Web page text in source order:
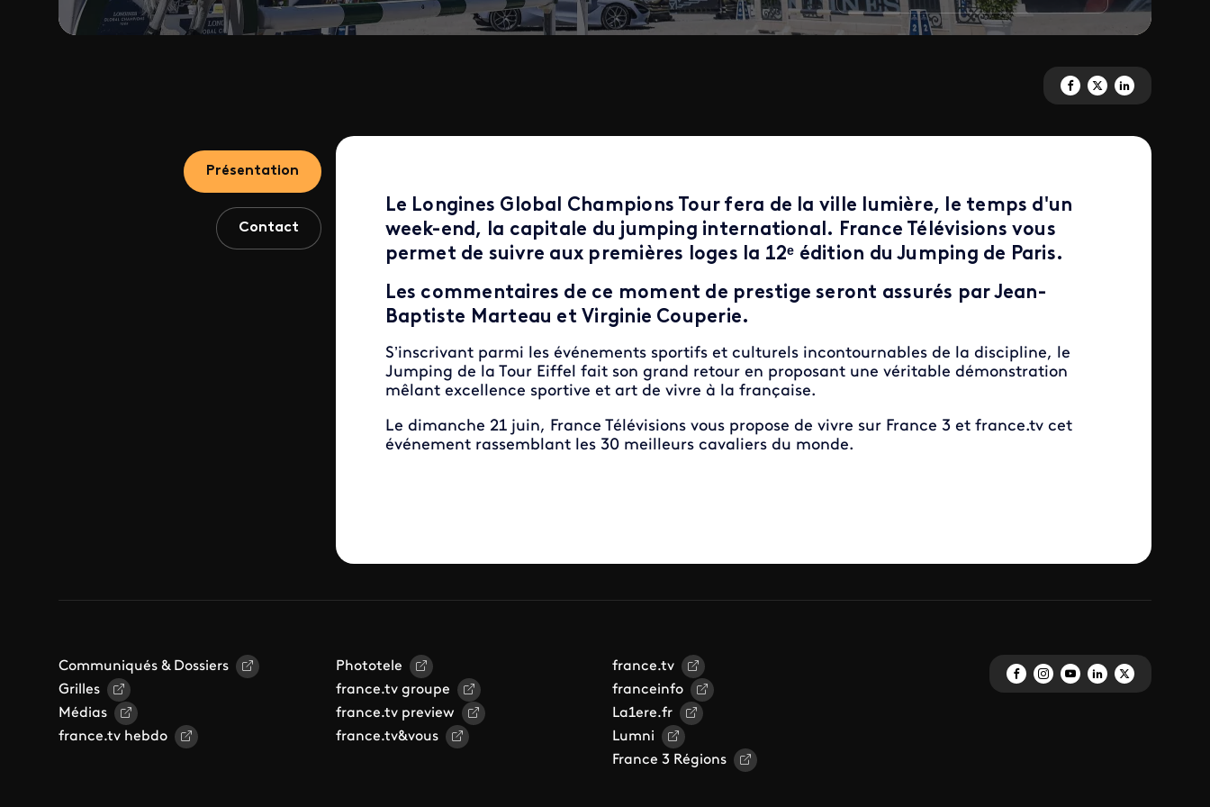
Partagez 'Longines Paris
Partagez 'Longines
Partagez
Présentation
Contact
Le Longines Global Champions Tour fera de la ville lumière, le temps d'un
week-end, la capitale du jumping international. France Télévisions vous
permet de suivre aux premières loges la 12ᵉ édition duJumping de Paris.
Les commentaires de ce moment de prestige seront assurés par Jean-
Baptiste Marteau et Virginie Couperie.
S’inscrivant parmi les événements sportifs et culturels incontournables de la discipline, le
Jumping de la Tour Eiffel fait son grand retour en proposant une véritable démonstration
mêlant excellence sportive et art de vivre à la française.
Le dimanche 21 juin, France Télévisions vous propose de vivre sur France 3 et france.tv cet
événement rassemblant les 30 meilleurs cavaliers du monde.
Communiqués & Dossiers
Grilles
Médias
france.tv hebdo
Phototele
france.tv groupe
france.tv preview
france.tv&vous
france.tv
franceinfo
La1ere.fr
Lumni
France 3 Régions